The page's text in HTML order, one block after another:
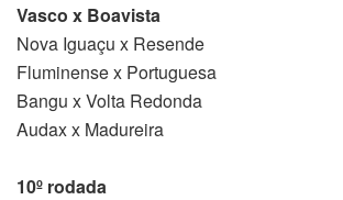
Vasco x Boavista
Nova Iguaçu x Resende
Fluminense x Portuguesa
Bangu x Volta Redonda
Audax x Madureira
10º rodada